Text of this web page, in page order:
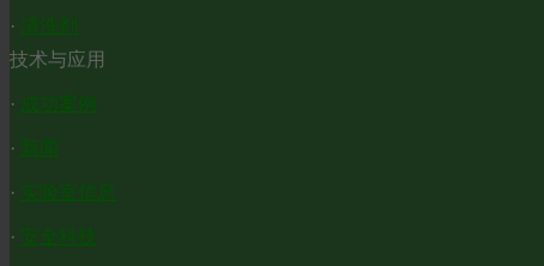
· 清洗剂
技术与应用
· 成功案例
· 新闻
· 实验室信息
· 安全科技